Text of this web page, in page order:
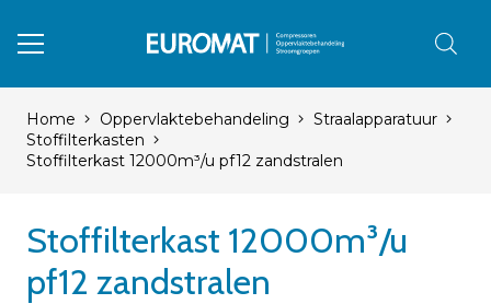
Home Oppervlaktebehandeling
Straalapparatuur
Stoffilterkasten
Stoffilterkast 12000m³/u pf12 zandstralen
Stoffilterkast 12000m³/u
pf12 zandstralen